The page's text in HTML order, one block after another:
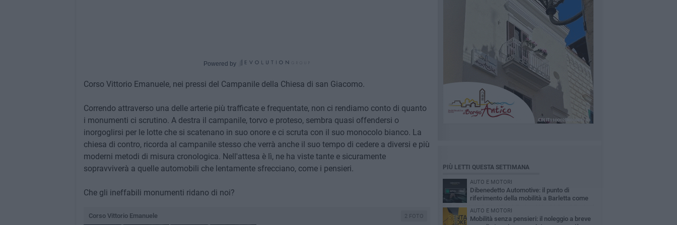
Powered by
Corso Vittorio Emanuele, nei pressi del Campanile della Chiesa di san Giacomo.
Correndo attraverso una delle arterie più trafficate e frequentate, non ci rendiamo conto di quanto
i monumenti ci scrutino. A destra il campanile, torvo e proteso, sembra quasi offendersi o
inorgoglirsi per le lotte che si scatenano in suo onore e ci scruta con il suo monocolo bianco. La
chiesa di contro, ricorda al campanile stesso che verrà anche il suo tempo di cedere a diversi e più
moderni metodi di misura cronologica. Nell'attesa è lì, ne ha viste tante e sicuramente
sopravviverà a quelle automobili che lentamente sfrecciano, come i pensieri.
Che gli ineffabili monumenti ridano di noi?
2 FOTO
Corso Vittorio Emanuele
PIÙ LETTI QUESTA SETTIMANA
AUTO E MOTORI
Dibenedetto Automotive: il punto di
riferimento della mobilità a Barletta come
AUTO E MOTORI
Mobilità senza pensieri: il noleggio a breve